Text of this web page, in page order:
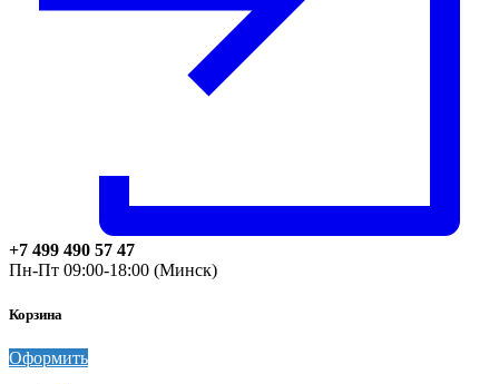
+7 499 490 57 47
Пн-Пт 09:00-18:00 (Минск)
Корзина
Оформить